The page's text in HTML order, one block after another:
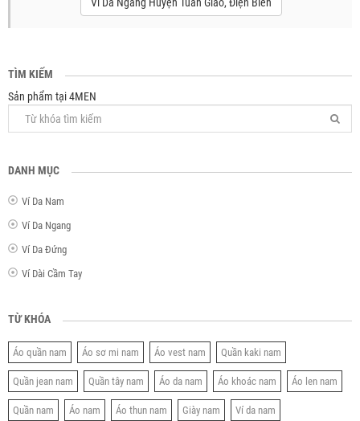
TÌM KIẾM
Sản phẩm tại 4MEN
DANH MỤC
Ví Da Nam
Ví Da Ngang
Ví Da Đứng
Ví Dài Cầm Tay
TỪ KHÓA
Áo quần nam Áo sơ mi nam Áo vest nam Quần kaki nam
Quần jean nam Quần tây nam Áo da nam Áo khoác nam Áo len nam
Quần nam Áo nam Áo thun nam Giày nam Ví da nam